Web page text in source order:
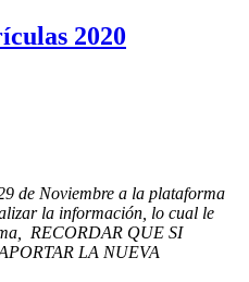
2020
de Noviembre a la plataforma
la información, lo cual le
RECORDAR QUE SI
LA NUEVA